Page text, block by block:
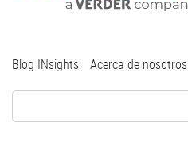
Top
Blog INsights Acerca de nosotros